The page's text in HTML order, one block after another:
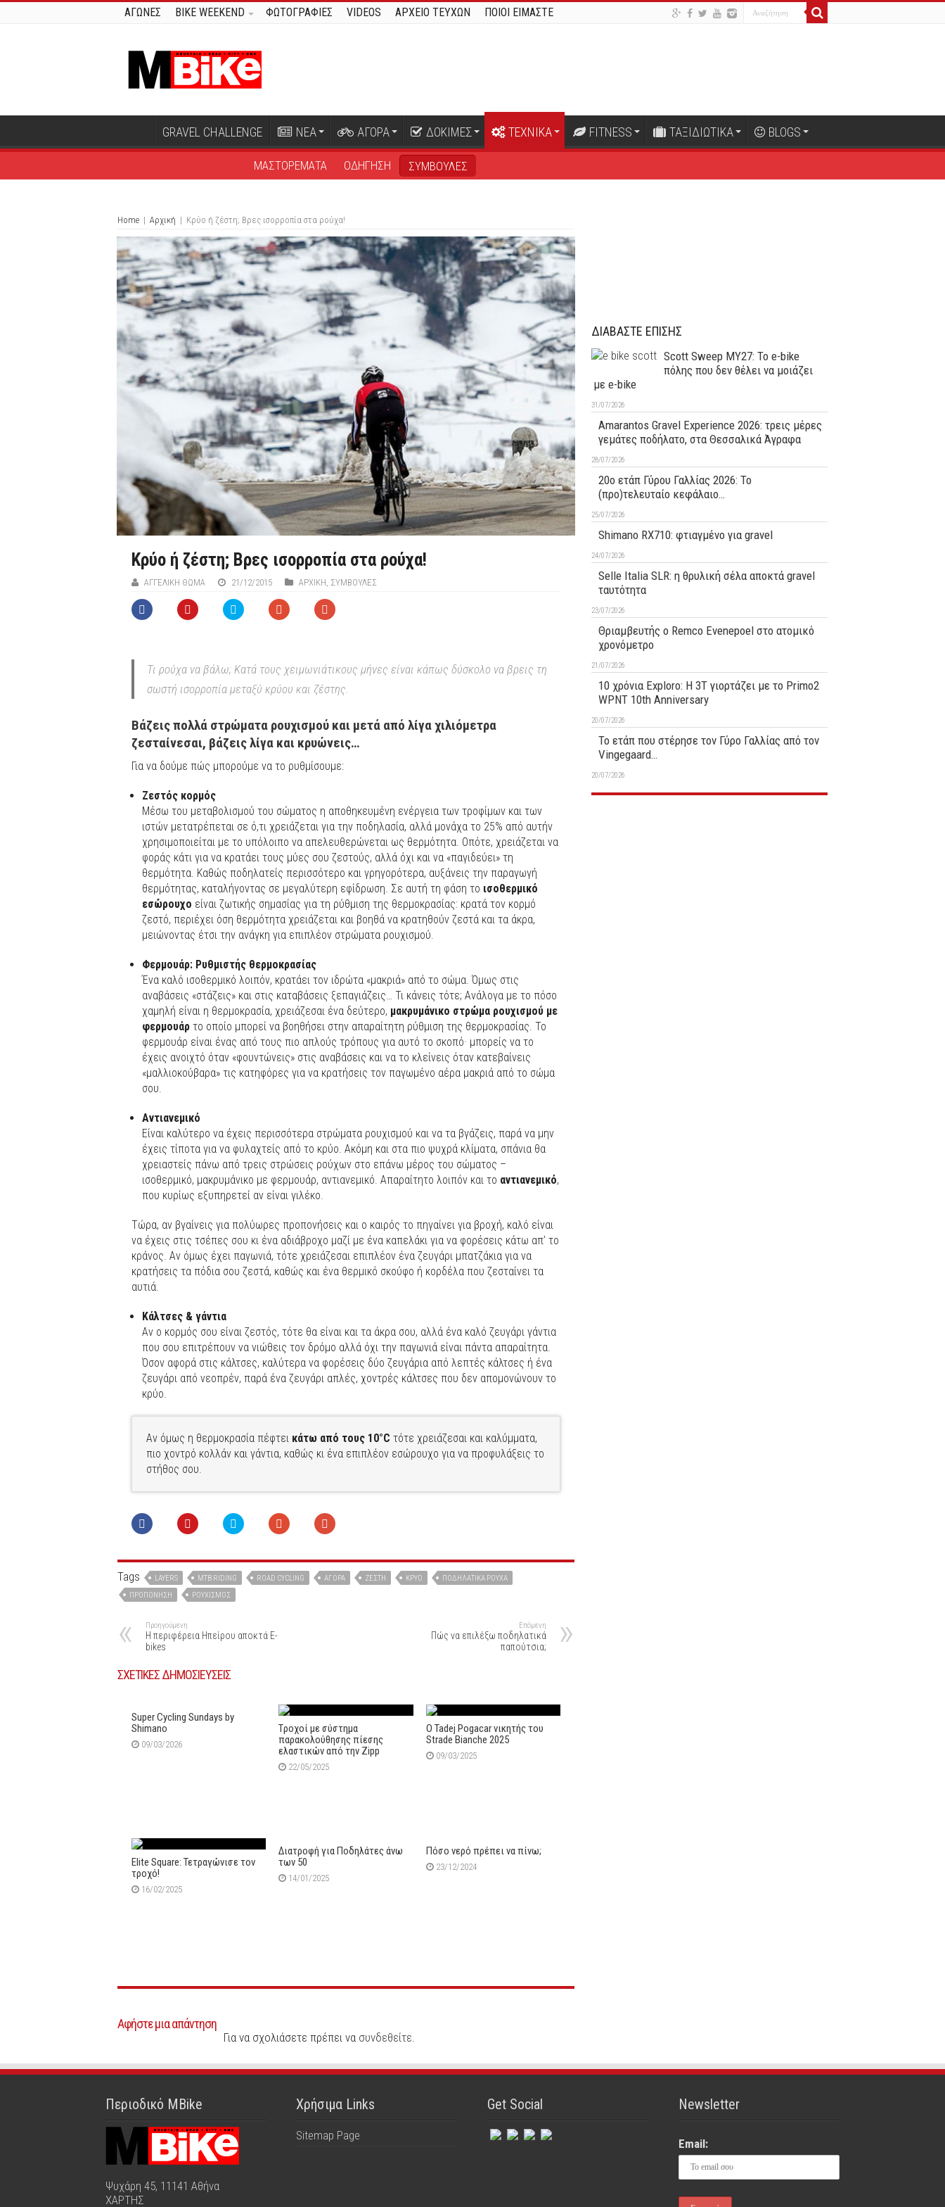
ΑΓΩΝΕΣ BIKE WEEKEND ΦΩΤΟΓΡΑΦΙΕΣ VIDEOS ΑΡΧΕΙΟ ΤΕΥΧΩΝ ΠΟΙΟΙ ΕΙΜΑΣΤΕ
GRAVEL CHALLENGE ΝΕΑ ΑΓΟΡΑ ΔΟΚΙΜΕΣ ΤΕΧΝΙΚΑ FITNESS ΤΑΞΙΔΙΩΤΙΚΑ BLOGS
ΜΑΣΤΟΡΕΜΑΤΑ ΟΔΗΓΗΣΗ ΣΥΜΒΟΥΛΕΣ
Home | Αρχική | Κρύο ή ζέστη; Βρες ισορροπία στα ρούχα!
Κρύο ή ζέστη; Βρες ισορροπία στα ρούχα!
ΑΓΓΕΛΙΚΉ ΘΩΜΆ 21/12/2015 ΑΡΧΙΚΉ ΣΥΜΒΟΥΛΕΣ
Τι ρούχα να βάλω; Κατά τους χειμωνιάτικους μήνες είναι κάπως δύσκολο να βρεις τη
σωστή ισορροπία μεταξύ κρύου και ζέστης.
Βάζεις πολλά στρώματα ρουχισμού και μετά από λίγα χιλιόμετρα
ζεσταίνεσαι, βάζεις λίγα και κρυώνεις…
Για να δούμε πώς μπορούμε να το ρυθμίσουμε:
Ζεστός κορμός
Μέσω του μεταβολισμού του σώματος η αποθηκευμένη ενέργεια των τροφίμων και των
ιστών μετατρέπεται σε ό,τι χρειάζεται για την ποδηλασία, αλλά μονάχα το 25% από αυτήν
χρησιμοποιείται με το υπόλοιπο να απελευθερώνεται ως θερμότητα. Οπότε, χρειάζεται να
φοράς κάτι για να κρατάει τους μύες σου ζεστούς, αλλά όχι και να «παγιδεύει» τη
θερμότητα. Καθώς ποδηλατείς περισσότερο και γρηγορότερα, αυξάνεις την παραγωγή
θερμότητας, καταλήγοντας σε μεγαλύτερη εφίδρωση. Σε αυτή τη φάση το ισοθερμικό
εσώρουχο είναι ζωτικής σημασίας για τη ρύθμιση της θερμοκρασίας: κρατά τον κορμό
ζεστό, περιέχει όση θερμότητα χρειάζεται και βοηθά να κρατηθούν ζεστά και τα άκρα,
μειώνοντας έτσι την ανάγκη για επιπλέον στρώματα ρουχισμού.
Φερμουάρ: Ρυθμιστής θερμοκρασίας
Ένα καλό ισοθερμικό λοιπόν, κρατάει τον ιδρώτα «μακριά» από το σώμα. Όμως στις
αναβάσεις «στάζεις» και στις καταβάσεις ξεπαγιάζεις… Τι κάνεις τότε; Ανάλογα με το πόσο
χαμηλή είναι η θερμοκρασία, χρειάζεσαι ένα δεύτερο, μακρυμάνικο στρώμα ρουχισμού με
φερμουάρ το οποίο μπορεί να βοηθήσει στην απαραίτητη ρύθμιση της θερμοκρασίας. Το
φερμουάρ είναι ένας από τους πιο απλούς τρόπους για αυτό το σκοπό· μπορείς να το
έχεις ανοιχτό όταν «φουντώνεις» στις αναβάσεις και να το κλείνεις όταν κατεβαίνεις
«μαλλιοκούβαρα» τις κατηφόρες για να κρατήσεις τον παγωμένο αέρα μακριά από το σώμα
σου.
Αντιανεμικό
Είναι καλύτερο να έχεις περισσότερα στρώματα ρουχισμού και να τα βγάζεις, παρά να μην
έχεις τίποτα για να φυλαχτείς από το κρύο. Ακόμη και στα πιο ψυχρά κλίματα, σπάνια θα
χρειαστείς πάνω από τρεις στρώσεις ρούχων στο επάνω μέρος του σώματος –
ισοθερμικό, μακρυμάνικο με φερμουάρ, αντιανεμικό. Απαραίτητο λοιπόν και το αντιανεμικό,
που κυρίως εξυπηρετεί αν είναι γιλέκο.
Τώρα, αν βγαίνεις για πολύωρες προπονήσεις και ο καιρός το πηγαίνει για βροχή, καλό είναι
να έχεις στις τσέπες σου κι ένα αδιάβροχο μαζί με ένα καπελάκι για να φορέσεις κάτω απ’ το
κράνος. Αν όμως έχει παγωνιά, τότε χρειάζεσαι επιπλέον ένα ζευγάρι μπατζάκια για να
κρατήσεις τα πόδια σου ζεστά, καθώς και ένα θερμικό σκούφο ή κορδέλα που ζεσταίνει τα
αυτιά.
Κάλτσες & γάντια
Αν ο κορμός σου είναι ζεστός, τότε θα είναι και τα άκρα σου, αλλά ένα καλό ζευγάρι γάντια
που σου επιτρέπουν να νιώθεις τον δρόμο αλλά όχι την παγωνιά είναι πάντα απαραίτητα.
Όσον αφορά στις κάλτσες, καλύτερα να φορέσεις δύο ζευγάρια από λεπτές κάλτσες ή ένα
ζευγάρι από νεοπρέν, παρά ένα ζευγάρι απλές, χοντρές κάλτσες που δεν απομονώνουν το
κρύο.
Αν όμως η θερμοκρασία πέφτει κάτω από τους 10°C τότε χρειάζεσαι και καλύμματα,
πιο χοντρό κολλάν και γάντια, καθώς κι ένα επιπλέον εσώρουχο για να προφυλάξεις το
στήθος σου.
Tags LAYERS MTB RIDING ROAD CYCLING ΑΓΟΡΆ ΖΈΣΤΗ ΚΡΎΟ
ΠΟΔΗΛΑΤΙΚΆ ΡΟΎΧΑ
ΠΡΟΠΌΝΗΣΗ
ΡΟΥΧΙΣΜΌΣ
Προηγούμενη
H περιφέρεια Ηπείρου αποκτά E-
bikes
Επόμενη
Πώς να επιλέξω ποδηλατικά
παπούτσια;
ΣΧΕΤΙΚΕΣ ΔΗΜΟΣΙΕΥΣΕΙΣ
Super Cycling Sundays by
Shimano
09/03/2026
Tροχοί με σύστημα
παρακολούθησης πίεσης
ελαστικών από την Zipp
22/05/2025
Ο Tadej Pogacar νικητής του
Strade Bianche 2025
09/03/2025
Elite Square: Τετραγώνισε τον
τροχό!
16/02/2025
Διατροφή για Ποδηλάτες άνω
των 50
14/01/2025
Πόσο νερό πρέπει να πίνω;
23/12/2024
Αφήστε μια απάντηση
Για να σχολιάσετε πρέπει να συνδεθείτε
ΔΙΑΒΑΣΤΕ ΕΠΙΣΗΣ
Scott Sweep MY27: Το e-bike
πόλης που δεν θέλει να μοιάζει
με e-bike
31/07/2026
Amarantos Gravel Experience 2026: τρεις μέρες
γεμάτες ποδήλατο, στα Θεσσαλικά Άγραφα
28/07/2026
20ο ετάπ Γύρου Γαλλίας 2026: Το
(προ)τελευταίο κεφάλαιο…
25/07/2026
Shimano RX710: φτιαγμένο για gravel
24/07/2026
Selle Italia SLR: η θρυλική σέλα αποκτά gravel
ταυτότητα
23/07/2026
Θριαμβευτής ο Remco Evenepoel στο ατομικό
χρονόμετρο
21/07/2026
10 χρόνια Exploro: Η 3T γιορτάζει με το Primo2
WPNT 10th Anniversary
20/07/2026
Το ετάπ που στέρησε τον Γύρο Γαλλίας από τον
Vingegaard…
20/07/2026
Περιοδικό MBike
Ψυχάρη 45, 11141 Αθήνα
ΧΑΡΤΗΣ
Χρήσιμα Links
Sitemap Page
Get Social Newsletter
Email: